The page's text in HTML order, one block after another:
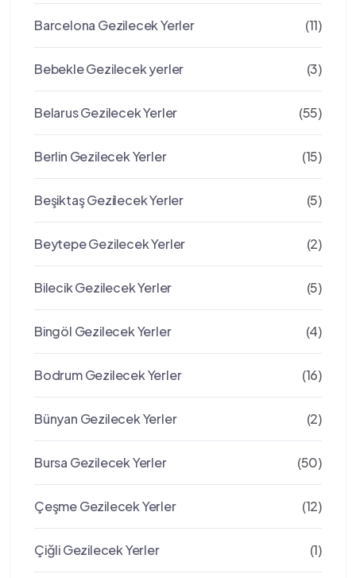
Barcelona Gezilecek Yerler (11)
Bebekle Gezilecek yerler (3)
Belarus Gezilecek Yerler (55)
Berlin Gezilecek Yerler (15)
Beşiktaş Gezilecek Yerler (5)
Beytepe Gezilecek Yerler (2)
Bilecik Gezilecek Yerler (5)
Bingöl Gezilecek Yerler (4)
Bodrum Gezilecek Yerler (16)
Bünyan Gezilecek Yerler (2)
Bursa Gezilecek Yerler (50)
Çeşme Gezilecek Yerler (12)
Çiğli Gezilecek Yerler (1)